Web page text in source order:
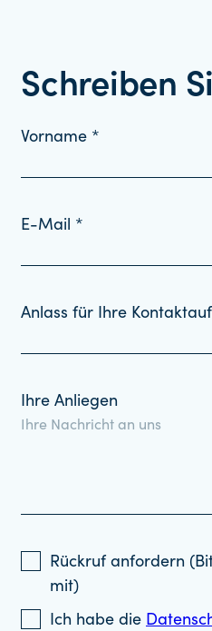
Schreiben
Vorname *
E-Mail *
Anlass für Ihre
Ihre Anliegen
Rückruf anfordern
mit)
Ich habe die